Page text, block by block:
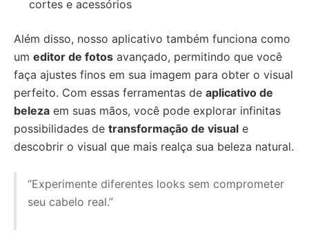
cortes e acessórios
Além disso, nosso aplicativo também funciona como
um editor de fotos avançado, permitindo que você
faça ajustes finos em sua imagem para obter o visual
perfeito. Com essas ferramentas de aplicativo de
beleza em suas mãos, você pode explorar infinitas
possibilidades de transformação de visual e
descobrir o visual que mais realça sua beleza natural.
“Experimente diferentes looks sem comprometer
seu cabelo real.”